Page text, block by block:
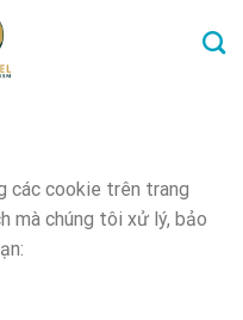
các cookie trên trang
mà chúng tôi xử lý, bảo